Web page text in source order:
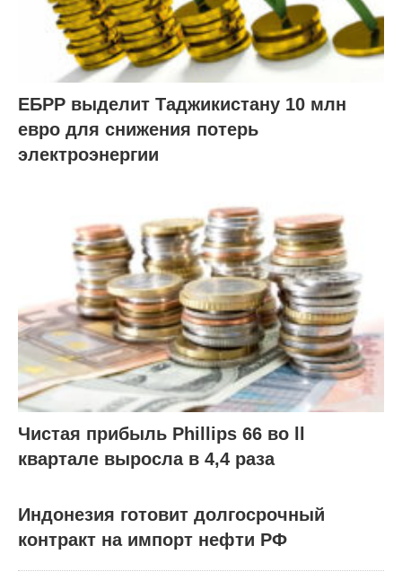
ЕБРР выделит Таджикистану 10 млн
евро для снижения потерь
электроэнергии
Чистая прибыль Phillips 66 во ll
квартале выросла в 4,4 раза
Индонезия готовит долгосрочный
контракт на импорт нефти РФ